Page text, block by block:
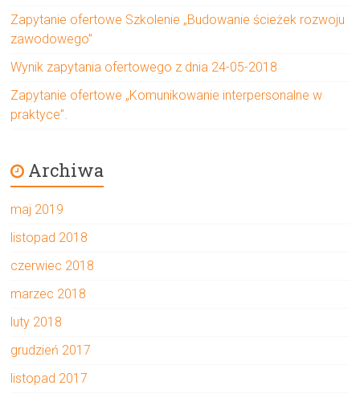
Zapytanie ofertowe Szkolenie „Budowanie ścieżek rozwoju
zawodowego”
Wynik zapytania ofertowego z dnia 24-05-2018
Zapytanie ofertowe „Komunikowanie interpersonalne w
praktyce”.
Archiwa
maj 2019
listopad 2018
czerwiec 2018
marzec 2018
luty 2018
grudzień 2017
listopad 2017